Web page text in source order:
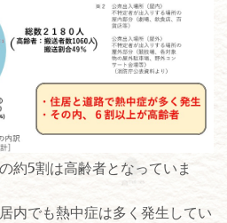
約5割は高齢者となっていま
内でも熱中症は多く発生してい